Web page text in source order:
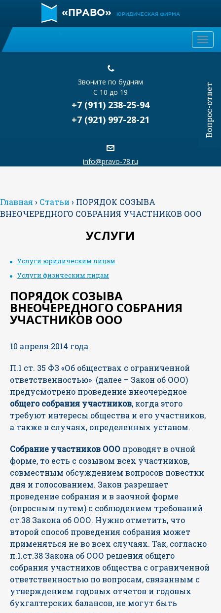
«ПРАВО» ЮРИДИЧЕСКАЯ ФИРМА
Звоните по будням
С 10 до 19
+7 (911) 238-25-94
+7 (921) 997-28-21
info@pravo-78.ru
Главная › Статьи › ПОРЯДОК СОЗЫВА
ВНЕОЧЕРЕДНОГО СОБРАНИЯ УЧАСТНИКОВ ООО
УСЛУГИ
Услуги юридическим лицам
Услуги физическим лицам
ПОРЯДОК СОЗЫВА
ВНЕОЧЕРЕДНОГО СОБРАНИЯ
УЧАСТНИКОВ ООО
10 апреля 2014 года
П.1 ст. 35 ФЗ «Об обществах с ограниченной
ответственностью» (далее – Закон об ООО)
предусмотрено проведение внеочередное
общего собрания участников, когда этого
требуют интересы общества и его участников,
а также в случаях, определенных уставом.
Собрание участников ООО проводят в очной
форме, то есть с созывом всех участников,
совместным обсуждением вопросов повестки
дня и голосованием. Закон разрешает
проведение собрания и в заочной форме
(опросным путем) с соблюдением требований
ст.38 Закона об ООО. Нужно отметить, что
второй способ проведения собрания может
применяться не во всех случаях. Так, согласно
п.1.ст.38 Закона об ООО решения общего
собрания участников общества с ограниченной
ответственностью по вопросам, связанным с
утверждением годовых отчетов и годовых
бухгалтерских балансов, не могут быть
Вопрос-ответ